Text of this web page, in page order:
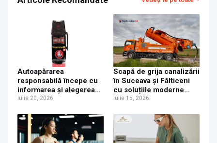
Autoapărarea
responsabilă începe cu
informarea și alegerea
produselor potrivite
iulie 20, 2026
Scapă de grija canalizării
în Suceava și Fălticeni
cu soluțiile moderne
oferite de echipa
iulie 15, 2026